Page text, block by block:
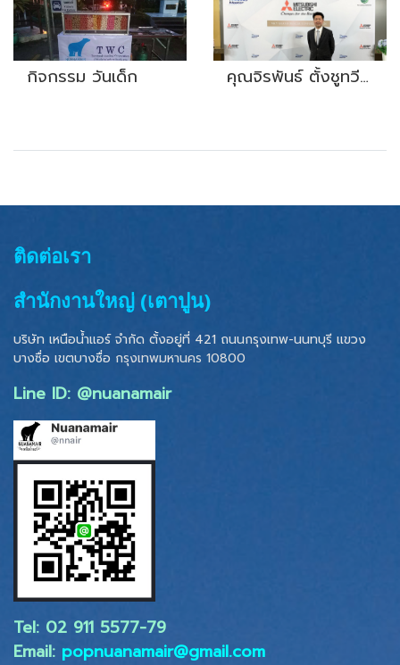
กิจกรรม วันเด็ก ุคุณจิรพันธ์​ ตั้งชูทวีทรัพย์​ ร่วมแสดงความยินดีสินค้ากลุ่มเครื่องปรับ​อากาศ​มิตซู​บิชิ
ติดต่อเรา
สำนักงานใหญ่ (เตาปูน)
บริษัท เหนือน้ำแอร์ จำกัด ตั้งอยู่ที่ 421 ถนนกรุงเทพ-นนทบุรี แขวง
บางซื่อ เขตบางซื่อ กรุงเทพมหานคร 10800
Line ID: @nuanamair
Tel: 02 ​911 5577-79
Email: popnuanamair@gmail.com